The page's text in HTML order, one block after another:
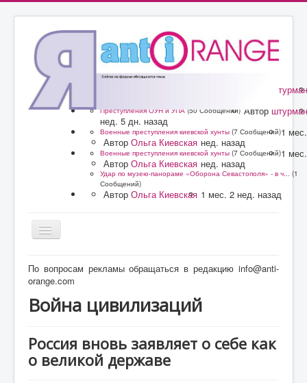
штурман
Преступления ОУН и УПА (50 Сообщений) Автор штурман
нед. 5 дн. назад
Военные преступления киевской хунты (7 Сообщений)
Автор Ольга Киевская
1
нед. назад
Военные преступления киевской хунты (7 Сообщений)
Автор Ольга Киевская
1
нед. назад
Удар по музею-панораме «Оборона Севастополя» - в ч...
(1
Сообщений)
Автор Ольга Киевская 1 мес. 2 нед. назад
Форум
О проекте
Литература
По вопросам рекламы обращаться в редакцию info@anti-
orange.com
Война цивилизаций
Россия вновь заявляет о себе как
о великой державе